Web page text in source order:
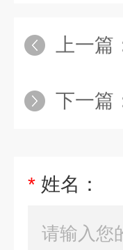
上一篇
下一篇
* 姓名：